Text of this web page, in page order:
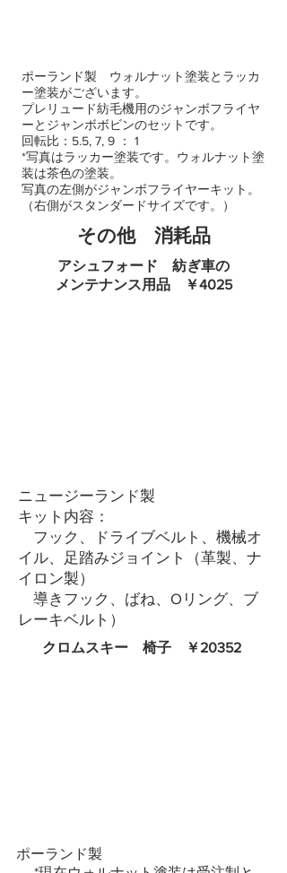
ポーランド製 ウォルナット塗装とラッカ
ー塗装がございます。
プレリュード紡毛機用のジャンボフライヤ
ーとジャンボボビンのセットです。
回転比：5.5, 7, 9 ： 1
*写真はラッカー塗装です。ウォルナット塗
装は茶色の塗装。
写真の左側がジャンボフライヤーキット。
（右側がスタンダードサイズです。）
その他 消耗品
アシュフォード 紡ぎ車の
メンテナンス用品​ ￥4025
ニュージーランド製
キット内容：
フック、ドライブベルト、機械オ
イル、足踏みジョイント（革製、ナ
イロン製）
導きフック、ばね、Oリング、ブ
レーキベルト）
クロムスキー 椅子 ￥20352
ポーランド製